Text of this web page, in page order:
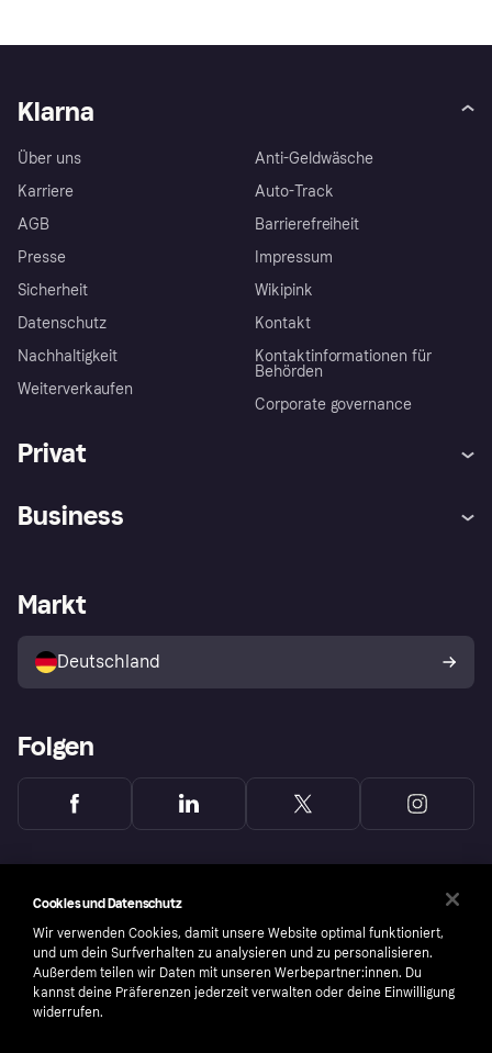
Klarna
Über uns
Karriere
AGB
Presse
Sicherheit
Datenschutz
Nachhaltigkeit
Weiterverkaufen
Anti-Geldwäsche
Auto-Track
Barrierefreiheit
Impressum
Wikipink
Kontakt
Kontaktinformationen für
Behörden
Corporate governance
Privat
Klarna App
Shops entdecken
Käuferschutzrichtlinie
Dein Widerrufsrecht
Business
Händlerportal
Markt
Deutschland
Folgen
Cookies und Datenschutz
Wir verwenden Cookies, damit unsere Website optimal funktioniert,
und um dein Surfverhalten zu analysieren und zu personalisieren.
Außerdem teilen wir Daten mit unseren Werbepartner:innen. Du
kannst deine Präferenzen jederzeit verwalten oder deine Einwilligung
widerrufen.